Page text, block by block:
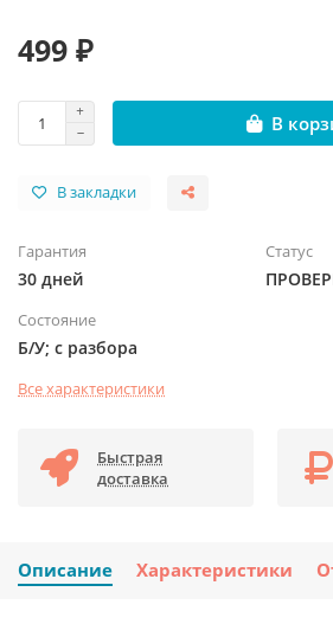
499 ₽
В
В закладки
Гарантия
30 дней
Статус
Состояние
Б/У; с разбора
Все характеристики
Быстрая
доставка
Описание Характеристики